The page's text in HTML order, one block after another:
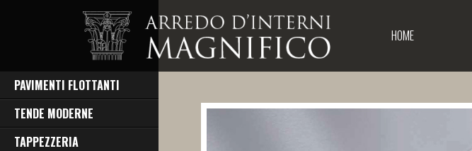
HOME
PAVIMENTI FLOTTANTI
TENDE MODERNE
TAPPEZZERIA